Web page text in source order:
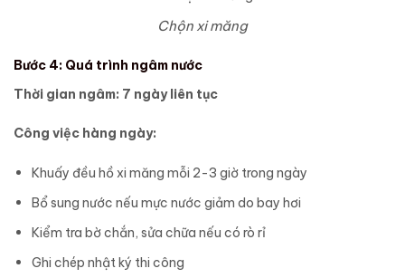
Chộn xi măng
Bước 4: Quá trình ngâm nước
Thời gian ngâm: 7 ngày liên tục
Công việc hàng ngày:
Khuấy đều hồ xi măng mỗi 2-3 giờ trong ngày
Bổ sung nước nếu mực nước giảm do bay hơi
Kiểm tra bờ chắn, sửa chữa nếu có rò rỉ
Ghi chép nhật ký thi công